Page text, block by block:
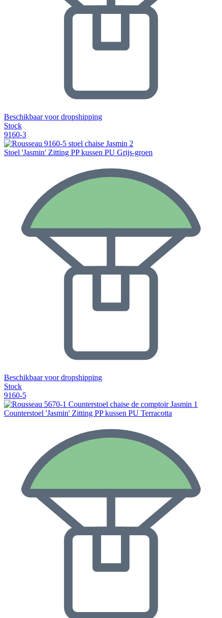
Beschikbaar voor dropshipping
Stock
9160-3
Stoel 'Jasmin' Zitting PP kussen PU Grijs-groen
Beschikbaar voor dropshipping
Stock
9160-5
Counterstoel 'Jasmin' Zitting PP kussen PU Terracotta